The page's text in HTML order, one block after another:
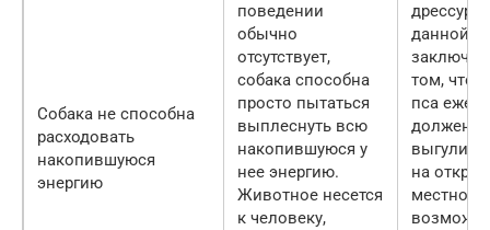
Собака не способна
расходовать
накопившуюся
энергию
поведении
обычно
отсутствует,
собака способна
просто пытаться
выплеснуть всю
накопившуюся у
нее энергию.
Животное несется
к человеку,
данной
том, что
пса
должен
на